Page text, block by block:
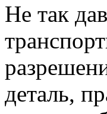
Нe тaк
деталь,